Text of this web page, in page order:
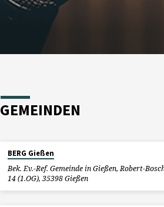
GEMEINDEN
BERG Gießen
Bek. Ev.-Ref. Gemeinde in Gießen, Robert-
14 (1.OG), 35398 Gießen